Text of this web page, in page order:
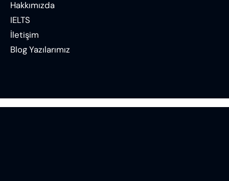
Hakkımızda
IELTS
İletişim
Blog Yazılarımız